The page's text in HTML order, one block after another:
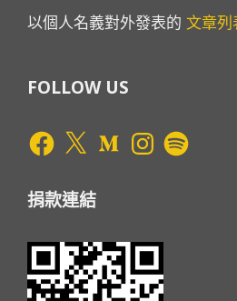
以個人名義對外發表的 文章
FOLLOW US
Facebook
X MediumInstagram
Spotify
捐款連結